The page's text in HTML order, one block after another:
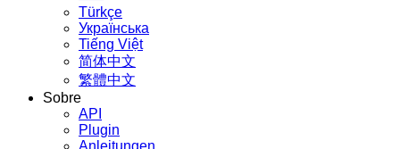
Türkçe
Українська
Tiếng Việt
简体中文
繁體中文
Sobre
API
Plugin
Anleitungen